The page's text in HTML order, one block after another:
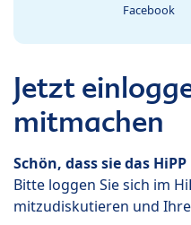
Facebook
Jetzt
mitmachen
Schön, dass sie das
Bitte loggen Sie sich im
mitzudiskutieren und